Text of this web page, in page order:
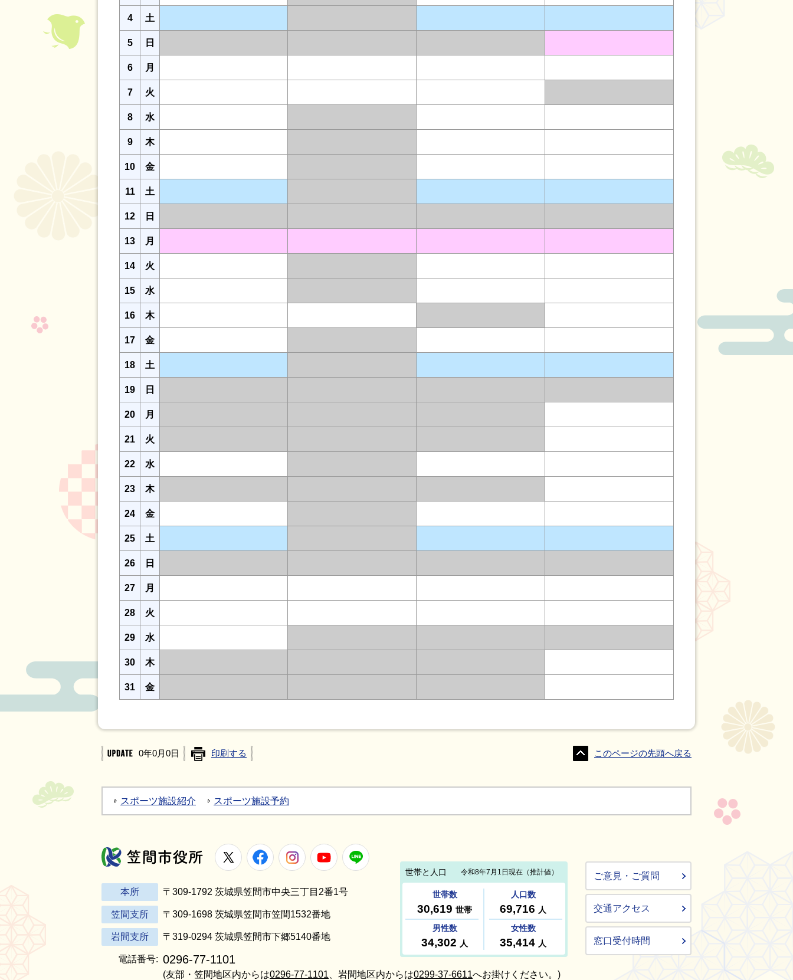
4 土
5 日
6 月
7 火
8 水
9 木
10 金
11 土
12 日
13 月
14 火
15 水
16 木
17 金
18 土
19 日
20 月
21 火
22 水
23 木
24 金
25 土
26 日
27 月
28 火
29 水
30 木
31 金
0年0月0日 印刷する このページの先頭へ戻る
スポーツ施設紹介 スポーツ施設予約
笠間市役所
X FacebookInstagramYoutube
本所 〒309-1792 茨城県笠間市中央三丁目2番1号
笠間支所 〒309-1698 茨城県笠間市笠間1532番地
岩間支所 〒319-0294 茨城県笠間市下郷5140番地
電話番号: 0296-77-1101
(友部・笠間地区内からは0296-77-1101 、岩間地区内からは0299-37-6611へお掛けください。)
ご意見・ご質問
交通アクセス
窓口受付時間